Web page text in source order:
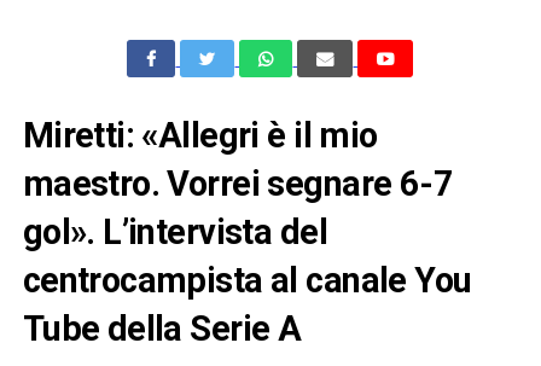
Miretti: «Allegri è il mio
maestro. Vorrei segnare 6-7
gol». L’intervista del
centrocampista al canale You
Tube della Serie A